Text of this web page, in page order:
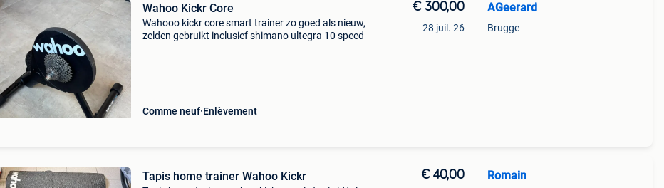
Wahoo Kickr Core
Wahooo kickr core smart trainer zo goed als nieuw,
zelden gebruikt inclusief shimano ultegra 10 speed
Comme neuf Enlèvement
€ 300,00
28 juil. 26
AGeerard
Brugge
Tapis home trainer Wahoo Kickr € 40,00 Romain